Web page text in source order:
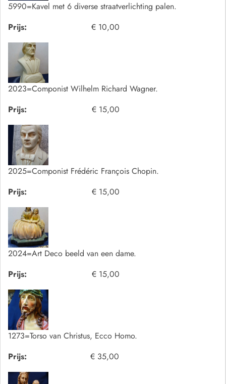
5990=Kavel met 6 diverse straatverlichting palen.
Prijs:
€ 10,00
2023=Componist Wilhelm Richard Wagner.
Prijs:
€ 15,00
2025=Componist Frédéric François Chopin.
Prijs:
€ 15,00
2024=Art Deco beeld van een dame.
Prijs:
€ 15,00
1273=Torso van Christus, Ecco Homo.
Prijs:
€ 35,00